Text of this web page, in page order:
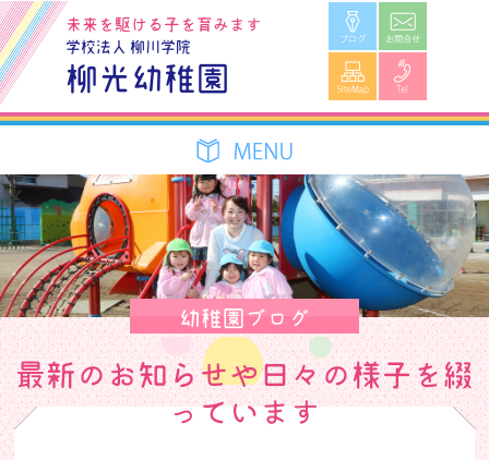
学校法人 柳川学院
柳光幼稚園
未来を駆ける子を育みます ブログ
SiteMap
幼稚園ブログ
最新のお知らせや日々の様子を綴
っています